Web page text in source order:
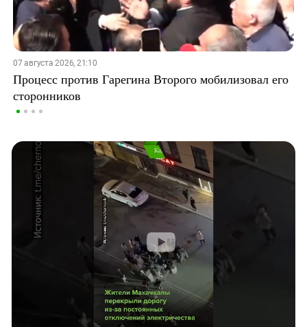
07 августа 2026, 21:10
Процесс против Гарегина Второго мобилизовал его
сторонников